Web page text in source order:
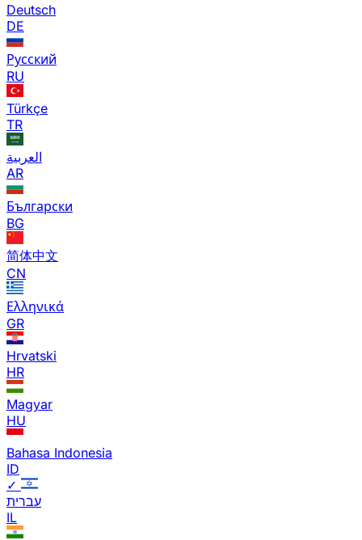
Deutsch
DE
Русский
RU
Türkçe
TR
العربية
AR
Български
BG
简体中文
CN
Ελληνικά
GR
Hrvatski
HR
Magyar
HU
Bahasa Indonesia
ID
✓
עברית
IL